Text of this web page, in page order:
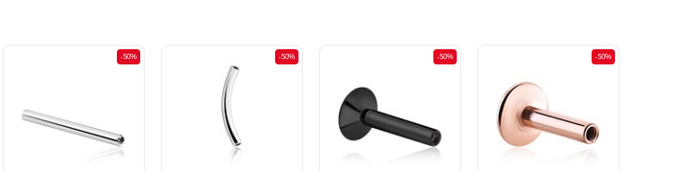
-50% -50% -50% -50%